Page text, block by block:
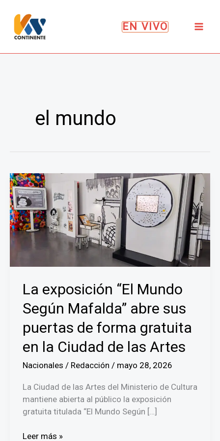
contenido
EN VIVO
el mundo
La exposición “El Mundo
Según Mafalda” abre sus
puertas de forma gratuita
en la Ciudad de las Artes
Nacionales / Redacción / mayo 28, 2026
La Ciudad de las Artes del Ministerio de Cultura
mantiene abierta al público la exposición
gratuita titulada “El Mundo Según […]
La
Leer más »